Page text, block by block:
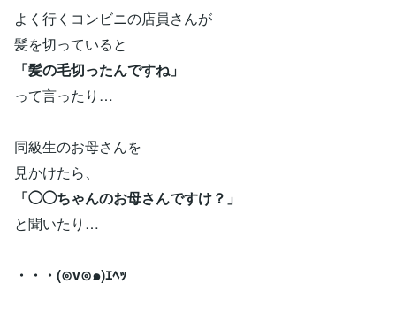
よく行くコンビニの店員さんが
髪を切っていると
「髪の毛切ったんですね」
って言ったり…
同級生のお母さんを
見かけたら、
「◯◯ちゃんのお母さんですけ？」
と聞いたり…
・・・(⊙v⊙๑)ｴﾍｯ